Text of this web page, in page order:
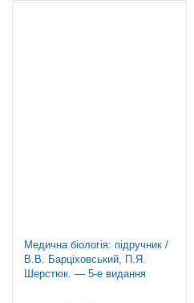
Медична біологія: підручник /
В.В. Барціховський, П.Я.
Шерстюк. — 5-е видання